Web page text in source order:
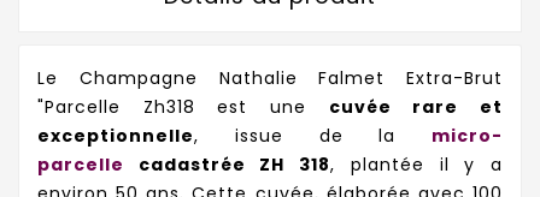
Le Champagne Nathalie Falmet Extra-Brut
"Parcelle Zh318 est une cuvée rare et
exceptionnelle, issue de la micro-
parcelle cadastrée ZH 318, plantée il y a